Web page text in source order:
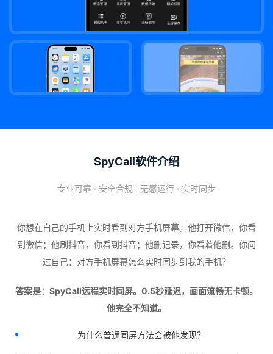
SpyCall软件介绍
专业可靠 · 安全合规 · 无感运行 · 实时同步
你想在自己的手机上实时看到对方手机屏幕。他打开微信，你看
到微信；他刷抖音，你看到抖音；他删记录，你看着他删。你问
过自己：对方手机屏幕怎么实时同步到我的手机？
答案是：SpyCall远程实时同屏。0.5秒延迟，画面流畅无卡顿。
他完全不知道。
为什么普通同屏方法会被他发现？